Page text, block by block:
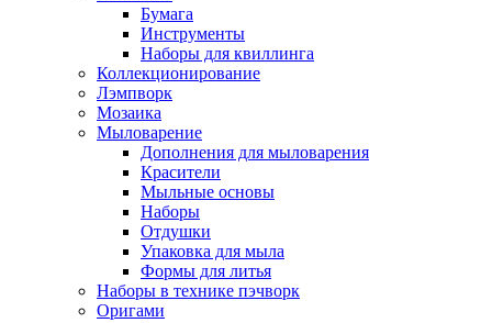
Бумага
Инструменты
Наборы для квиллинга
Коллекционирование
Лэмпворк
Мозаика
Мыловарение
Дополнения для мыловарения
Красители
Мыльные основы
Наборы
Отдушки
Упаковка для мыла
Формы для литья
Наборы в технике пэчворк
Оригами